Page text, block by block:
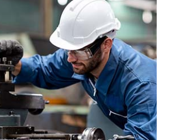
Machinefabriek
bewerking op onze eigen
u ook bij ons terecht voor
gericht na klanten wens.
LEES MEER